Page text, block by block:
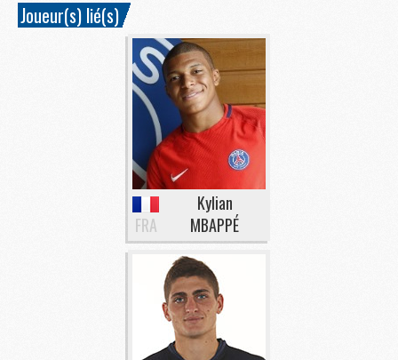
Joueur(s) lié(s)
FRA
Kylian
MBAPPÉ